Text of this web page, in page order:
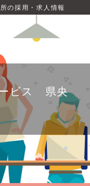
の採用・求人情報
ビス 県央